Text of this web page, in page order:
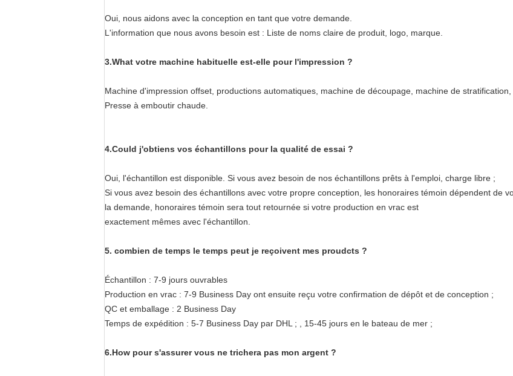
Oui, nous aidons avec la conception en tant que votre demande.
L'information que nous avons besoin est : Liste de noms claire de produit, logo, marque.
3.What votre machine habituelle est-elle pour l'impression ?
Machine d'impression offset, productions automatiques, machine de découpage, machine de stratification,
Presse à emboutir chaude.
4.Could j'obtiens vos échantillons pour la qualité de essai ?
Oui, l'échantillon est disponible. Si vous avez besoin de nos échantillons prêts à l'emploi, charge libre ;
Si vous avez besoin des échantillons avec votre propre conception, les honoraires témoin dépendent de
la demande, honoraires témoin sera tout retournée si votre production en vrac est
exactement mêmes avec l'échantillon.
5. combien de temps le temps peut je reçoivent mes proudcts ?
Échantillon : 7-9 jours ouvrables
Production en vrac : 7-9 Business Day ont ensuite reçu votre confirmation de dépôt et de conception ;
QC et emballage : 2 Business Day
Temps de expédition : 5-7 Business Day par DHL ; , 15-45 jours en le bateau de mer ;
6.How pour s'assurer vous ne trichera pas mon argent ?